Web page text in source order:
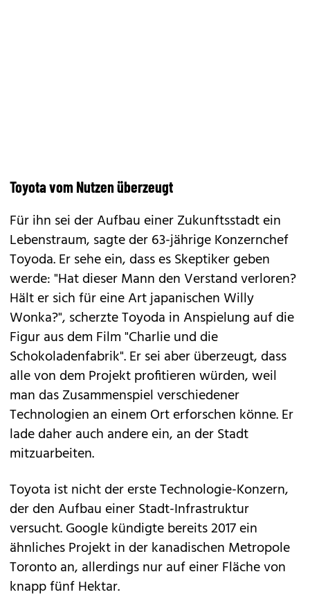
Toyota vom Nutzen überzeugt
Für ihn sei der Aufbau einer Zukunftsstadt ein
Lebenstraum, sagte der 63-jährige Konzernchef
Toyoda. Er sehe ein, dass es Skeptiker geben
werde: "Hat dieser Mann den Verstand verloren?
Hält er sich für eine Art japanischen Willy
Wonka?", scherzte Toyoda in Anspielung auf die
Figur aus dem Film "Charlie und die
Schokoladenfabrik". Er sei aber überzeugt, dass
alle von dem Projekt profitieren würden, weil
man das Zusammenspiel verschiedener
Technologien an einem Ort erforschen könne. Er
lade daher auch andere ein, an der Stadt
mitzuarbeiten.
Toyota ist nicht der erste Technologie-Konzern,
der den Aufbau einer Stadt-Infrastruktur
versucht. Google kündigte bereits 2017 ein
ähnliches Projekt in der kanadischen Metropole
Toronto an, allerdings nur auf einer Fläche von
knapp fünf Hektar.